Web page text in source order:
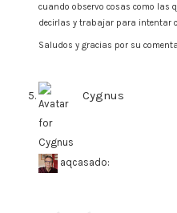
cuando observo cosas como las
decirlas y trabajar para intentar
Saludos y gracias por su
Cygnus
aqcasado: